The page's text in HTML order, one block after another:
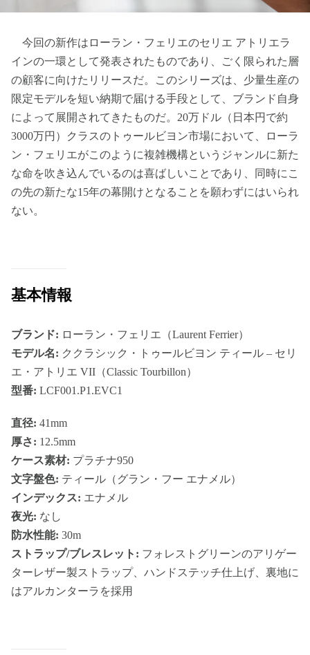
今回の新作はローラン・フェリエのセリエ アトリエラ
インの一環として発表されたものであり、ごく限られた層
の顧客に向けたリリースだ。このシリーズは、少量生産の
限定モデルを短い納期で届ける手段として、ブランド自身
によって展開されてきたものだ。20万ドル（日本円で約
3000万円）クラスのトゥールビヨン市場において、ローラ
ン・フェリエがこのように複雑機構というジャンルに新た
な命を吹き込んでいるのは喜ばしいことであり、同時にこ
の先の新たな15年の幕開けとなることを願わずにはいられ
ない。
基本情報
ブランド: ローラン・フェリエ（Laurent Ferrier）
モデル名: ククラシック・トゥールビヨン ティール – セリ
エ・アトリエ VII（Classic Tourbillon）
型番: LCF001.P1.EVC1
直径: 41mm
厚さ: 12.5mm
ケース素材: プラチナ950
文字盤色: ティール（グラン・フー エナメル）
インデックス: エナメル
夜光: なし
防水性能: 30m
ストラップ/ブレスレット: フォレストグリーンのアリゲー
ターレザー製ストラップ、ハンドステッチ仕上げ、裏地に
はアルカンターラを採用